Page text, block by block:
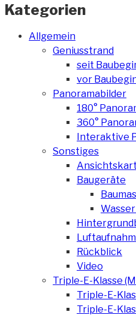
Kategorien
Allgemein
Geniusstrand
seit
vor
Panoramabilder
180°
360°
Interaktive
Sonstiges
Baugeräte
Rückblick
Video
Triple-E-Klasse
Triple-E-
Triple-E-